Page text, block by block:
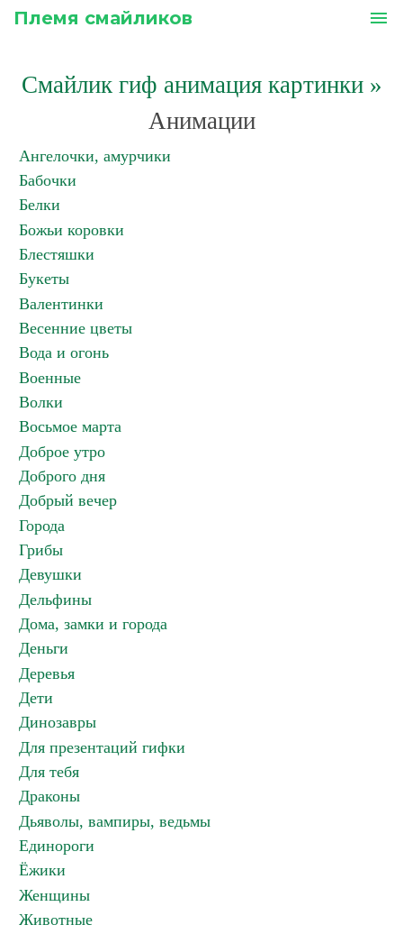
Племя смайликов menu
Смайлик гиф анимация картинки»
Анимации
Ангелочки, амурчики
Бабочки
Белки
Божьи коровки
Блестяшки
Букеты
Валентинки
Весенние цветы
Вода и огонь
Военные
Волки
Восьмое марта
Доброе утро
Доброго дня
Добрый вечер
Города
Грибы
Девушки
Дельфины
Дома, замки и города
Деньги
Деревья
Дети
Динозавры
Для презентаций гифки
Для тебя
Драконы
Дьяволы, вампиры, ведьмы
Единороги
Ёжики
Женщины
Животные